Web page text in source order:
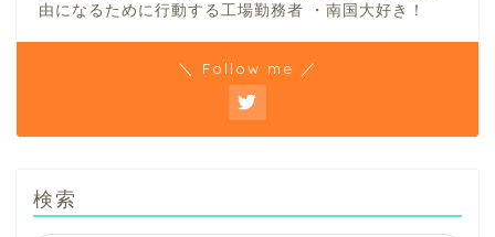
由になるために行動する工場勤務者 ・南国大好き！
＼ Follow me ／
検索